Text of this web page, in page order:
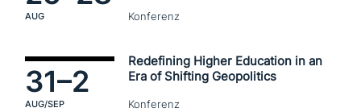
AUG Konferenz
31–2
AUG/SEP
Redefining Higher Education in an
Era of Shifting Geopolitics
Konferenz